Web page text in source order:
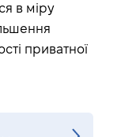
в міру
приватної